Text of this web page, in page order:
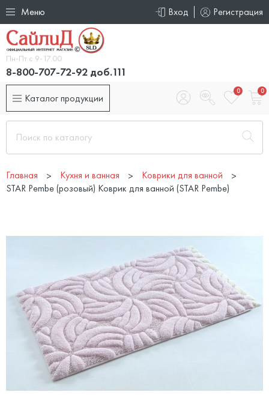
Меню Вход Регистрация
Пн-Пт с 9-17.00
8-800-707-72-92 доб.111
Каталог продукции
0 0
Главная Кухня и ванная
Коврики для ванной
STAR Pembe (розовый) Коврик для ванной (STAR Pembe)